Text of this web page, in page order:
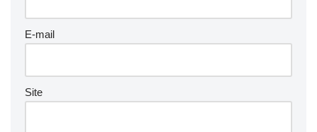
E-mail
Site